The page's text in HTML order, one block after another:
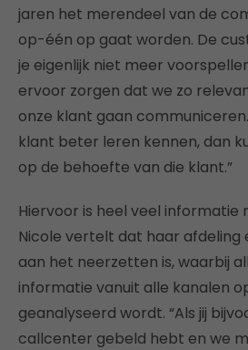
jaren het merendeel van de
op-één op gaat worden. De
je eigenlijk niet meer
ervoor zorgen dat we zo
onze klant gaan
klant beter leren kennen, dan
op de behoefte van die klant.”
Hiervoor is heel veel informatie
Nicole vertelt dat haar afdeling
aan het neerzetten is, waarbij
informatie vanuit alle kanalen
geanalyseerd wordt. “Als jij
callcenter gebeld hebt en we